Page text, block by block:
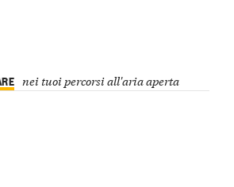
nei tuoi percorsi all'aria aperta